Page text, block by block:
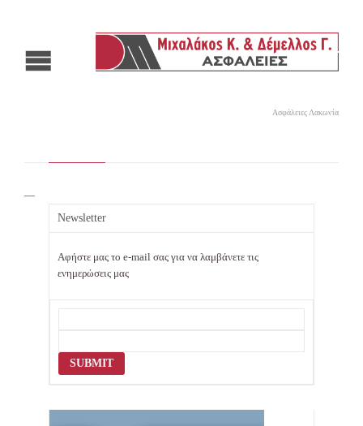
Ασφάλειες Λακωνία
—
Newsletter
Αφήστε μας το e-mail σας για να λαμβάνετε τις
ενημερώσεις μας